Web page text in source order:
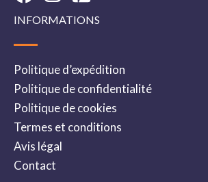
INFORMATIONS
Politique d’expédition
Politique de confidentialité
Politique de cookies
Termes et conditions
Avis légal
Contact